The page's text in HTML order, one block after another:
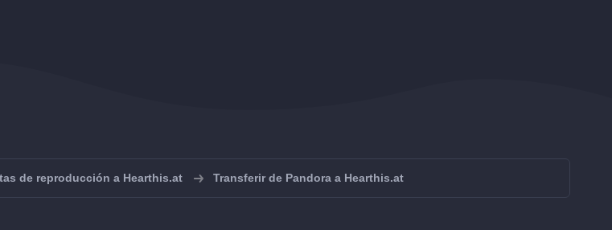
de reproducción a Hearthis.at Transferir de Pandora a Hearthis.at